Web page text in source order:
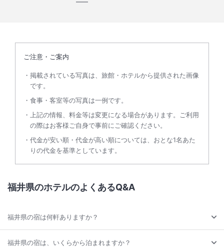
ご注意・ご案内
掲載されている写真は、旅館・ホテルから提供された画像
です。
食事・客室等の写真は一例です。
上記の情報、料金等は変更になる場合があります。ご利用
の際はお客様ご自身で事前にご確認ください。
代金が安い順・代金が高い順については、おとな1名あた
りの代金を基準としています。
福井県のホテルのよくあるQ&A
福井県の宿は何軒ありますか？
福井県の宿は、いくらから泊まれますか？